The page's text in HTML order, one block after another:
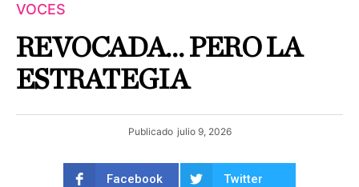
VOCES
REVOCADA… PERO LA
ESTRATEGIA
Publicado julio 9, 2026
Facebook Twitter